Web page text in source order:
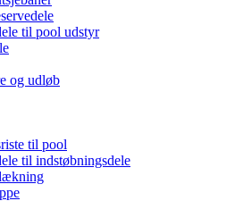
til pool udstyr
og udløb
til pool
til indstøbningsdele